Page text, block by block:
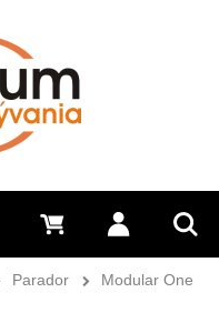
Prihlásiť
0 €
Parador
Modular One